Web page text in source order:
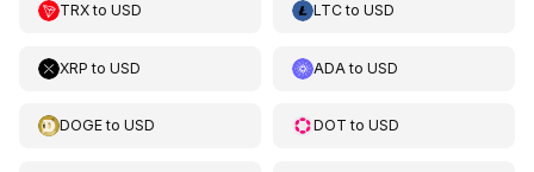
TRXto USD LTCtoUSD
XRP to USD ADA toUSD
DOGEto USD DOT toUSD